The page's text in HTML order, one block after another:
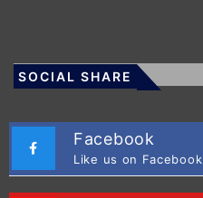
SOCIAL SHARE
Facebook
Like us on Facebook